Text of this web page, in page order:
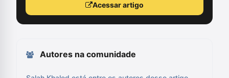
Acessar artigo
Autores na comunidade